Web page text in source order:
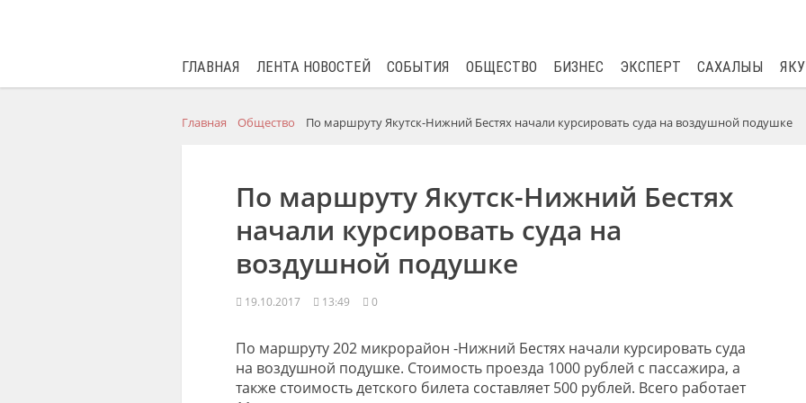
ГЛАВНАЯ ЛЕНТА НОВОСТЕЙ СОБЫТИЯ ОБЩЕСТВО БИЗНЕС ЭКСПЕРТ САХАЛЫЫ
Главная Общество По маршруту Якутск-Нижний Бестях начали курсировать суда на воздушной подушке
По маршруту Якутск-Нижний Бестях
начали курсировать суда на
воздушной подушке
19.10.2017 13:49 0
По маршруту 202 микрорайон -Нижний Бестях начали курсировать суда
на воздушной подушке. Стоимость проезда 1000 рублей с пассажира, а
также стоимость детского билета составляет 500 рублей. Всего работает